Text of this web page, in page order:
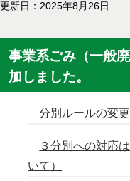
更新日：2025年8月26日
事業系ごみ（一般
加しました。
分別ルールの変更
３分別への対応
いて）